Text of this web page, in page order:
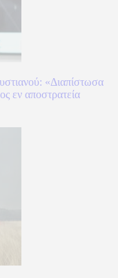
«Διαπίστωσα
εν αποστρατεία